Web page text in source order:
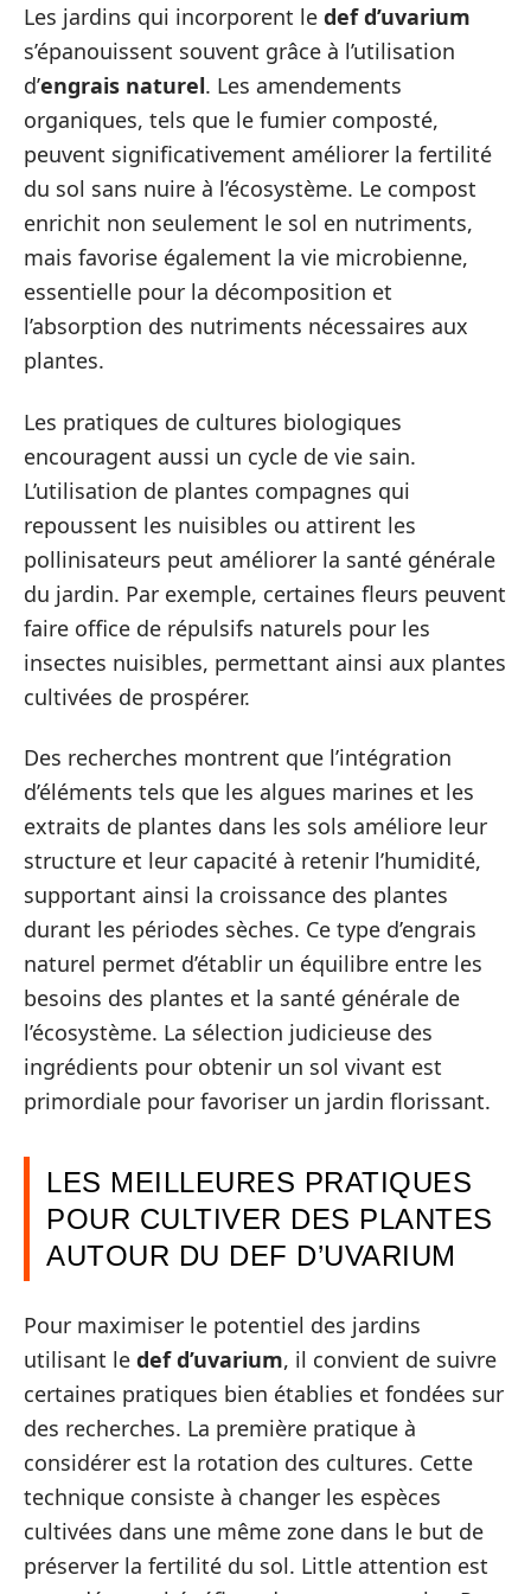
Les jardins qui incorporent le def d’uvarium
s’épanouissent souvent grâce à l’utilisation
d’engrais naturel. Les amendements
organiques, tels que le fumier composté,
peuvent significativement améliorer la fertilité
du sol sans nuire à l’écosystème. Le compost
enrichit non seulement le sol en nutriments,
mais favorise également la vie microbienne,
essentielle pour la décomposition et
l’absorption des nutriments nécessaires aux
plantes.
Les pratiques de cultures biologiques
encouragent aussi un cycle de vie sain.
L’utilisation de plantes compagnes qui
repoussent les nuisibles ou attirent les
pollinisateurs peut améliorer la santé générale
du jardin. Par exemple, certaines fleurs peuvent
faire office de répulsifs naturels pour les
insectes nuisibles, permettant ainsi aux plantes
cultivées de prospérer.
Des recherches montrent que l’intégration
d’éléments tels que les algues marines et les
extraits de plantes dans les sols améliore leur
structure et leur capacité à retenir l’humidité,
supportant ainsi la croissance des plantes
durant les périodes sèches. Ce type d’engrais
naturel permet d’établir un équilibre entre les
besoins des plantes et la santé générale de
l’écosystème. La sélection judicieuse des
ingrédients pour obtenir un sol vivant est
primordiale pour favoriser un jardin florissant.
LES MEILLEURES PRATIQUES
POUR CULTIVER DES PLANTES
AUTOUR DU DEF D’UVARIUM
Pour maximiser le potentiel des jardins
utilisant le def d’uvarium, il convient de suivre
certaines pratiques bien établies et fondées sur
des recherches. La première pratique à
considérer est la rotation des cultures. Cette
technique consiste à changer les espèces
cultivées dans une même zone dans le but de
préserver la fertilité du sol. Little attention est